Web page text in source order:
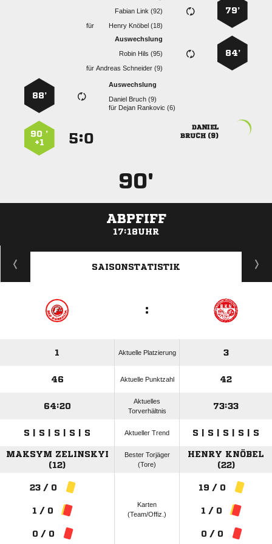
79’
  
für
  
84’
Auswechslung
  
für  
Auswechslung
  
für   
88’

 
:
90 ’
+1
90'
ABPFIFF
17:18UHR
ANZEIGE
SAISONSTATISTIK
:
1 Aktuelle Platzierung 3
46 Aktuelle Punktzahl 42
64:20
Aktuelles
Torverhältnis
73:33
S | S | S | S | S Aktueller Trend S | S | S | S | S
MAKSYM ZELINSKYI
(12)
Bester Torjäger
(Tore)
HENRY KNÖBEL
(22)
23 / 0
1 / 0
0 / 0
Karten
(Team/Offiz.)
19 / 0
1 / 0
0 / 0